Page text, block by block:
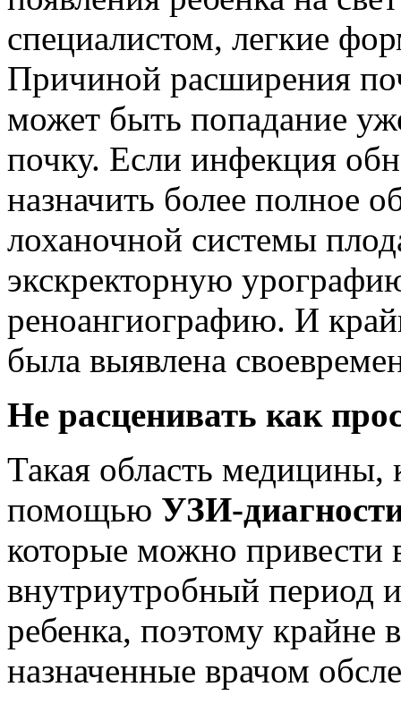
специалистом, легкие
Причиной расширения
может быть попадание
почку. Если инфекция
назначить более полное
лоханочной системы
экскректорную
реноангиографию. И
была выявлена
Не расценивать как
Такая область медицины,
помощью УЗИ-
которые можно привести
внутриутробный период
ребенка, поэтому крайне
назначенные врачом